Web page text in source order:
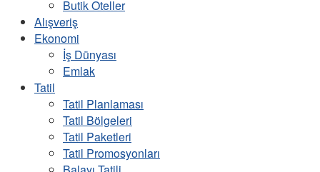
Butik Oteller
Alışveriş
Ekonomi
İş Dünyası
Emlak
Tatil
Tatil Planlaması
Tatil Bölgeleri
Tatil Paketleri
Tatil Promosyonları